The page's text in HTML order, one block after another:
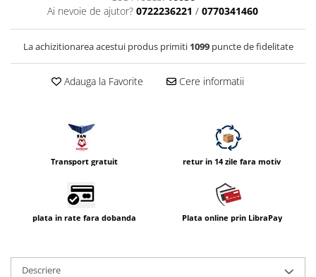
Accesorii diverse
Ai nevoie de ajutor? 0722236221 / 0770341460
La achizitionarea acestui produs primiti 1099puncte de fidelitate
Adauga la Favorite Cere informatii
Transport gratuit retur in 14 zile fara motiv
plata in rate fara dobanda Plata online prin LibraPay
Descriere